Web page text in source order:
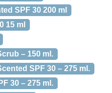
SPF 30 200 ml
15 ml
– 150 ml.
SPF 30 – 275 ml.
30 – 275 ml.